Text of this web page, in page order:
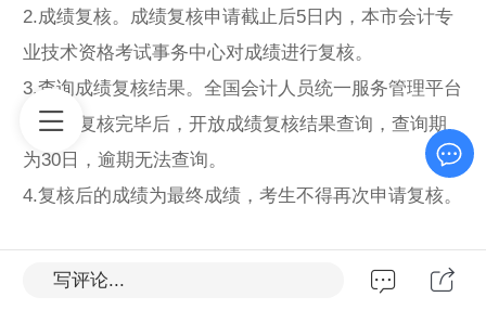
2.成绩复核。成绩复核申请截止后5日内，本市会计专
业技术资格考试事务中心对成绩进行复核。
3.查询成绩复核结果。全国会计人员统一服务管理平台
在成绩复核完毕后，开放成绩复核结果查询，查询期
为30日，逾期无法查询。
4.复核后的成绩为最终成绩，考生不得再次申请复核。
北京市财政局
写评论...